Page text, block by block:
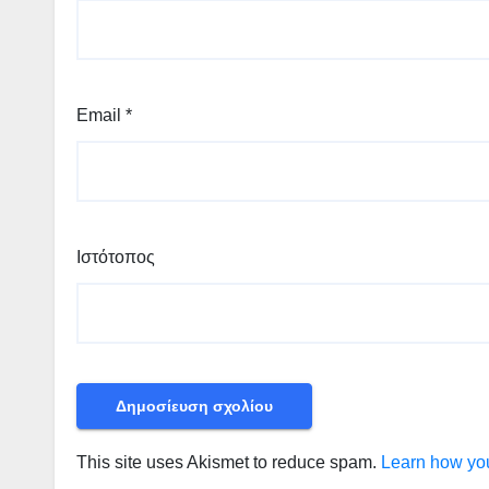
Email *
Ιστότοπος
This site uses Akismet to reduce spam. Learn how